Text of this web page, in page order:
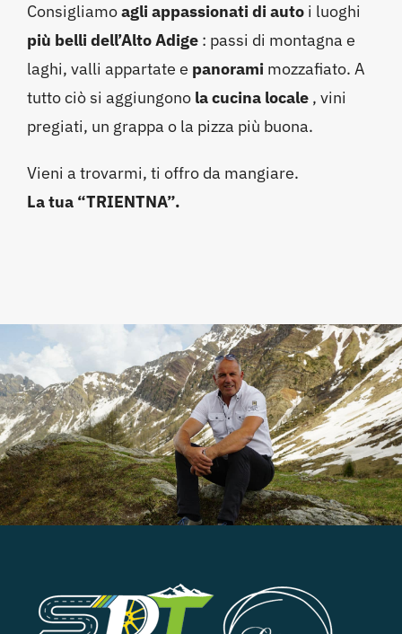
Consigliamoagli appassionati di autoi luoghi
più bellidell’Alto Adige: passi di montagna e
laghi, valli appartate e panoramimozzafiato. A
tutto ciò si aggiungono la cucina locale, vini
pregiati, un grappa o la pizza più buona.
Vieni a trovarmi, ti offro da mangiare.
La tua “TRIENTNA”.